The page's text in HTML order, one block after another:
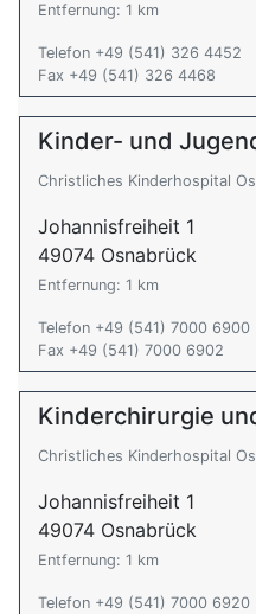
Entfernung: 1 km
Telefon +49 (541) 326 4452
Fax +49 (541) 326 4468
Kinder- und
Christliches Kinderhospital
Johannisfreiheit 1
49074 Osnabrück
Entfernung: 1 km
Telefon +49 (541) 7000 6900
Fax +49 (541) 7000 6902
Kinderchirurgie
Christliches Kinderhospital
Johannisfreiheit 1
49074 Osnabrück
Entfernung: 1 km
Telefon +49 (541) 7000 6920